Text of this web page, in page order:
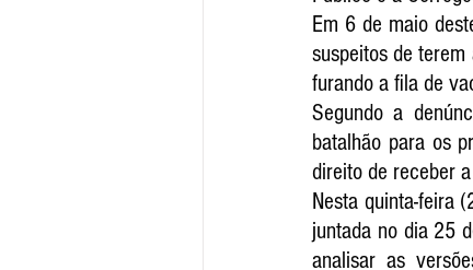
Em 6 de maio
suspeitos de
furando a fila de
Segundo a
batalhão para os
direito de receber
Nesta quinta-feira
juntada no dia 25
analisar as